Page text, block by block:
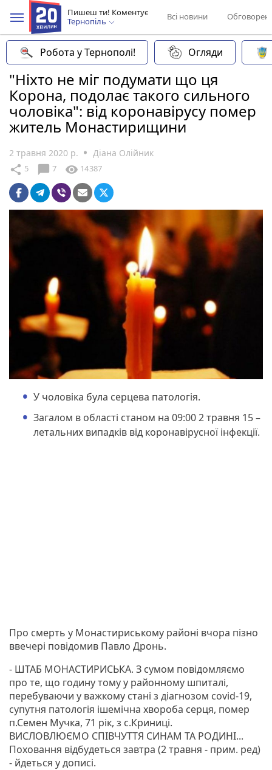
Пишеш ти! Коментує
Тернопіль
Всі новини
Робота у Тернополі! Огляди
"Ніхто не міг подумати що ця
Корона, подолає такого сильного
чоловіка": від коронавірусу помер
житель Монастирищини
2 травня 2020 р. Діана Олійник
share 5 chat_bubble 7 visibility 14387
У чоловіка була серцева патологія.
Загалом в області станом на 09:00 2 травня 15 –
летальних випадків від коронавірусної інфекції.
Про смерть у Монастириському районі вчора пізно
ввечері повідомив Павло Дронь.
- ШТАБ МОНАСТИРИСЬКА. З сумом повідомляємо
про те, що годину тому у районному шпиталі,
перебуваючи у важкому стані з діагнозом covid-19,
супутня патологія ішемічна хвороба серця, помер
п.Семен Мучка, 71 рік, з с.Криниці.
ВИСЛОВЛЮЄМО СПІВЧУТТЯ СИНАМ ТА РОДИНІ...
Поховання відбудеться завтра (2 травня - прим. ред)
- йдеться у дописі.